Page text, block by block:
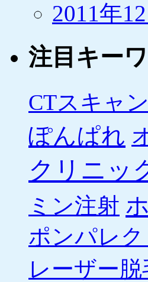
2011年12
注目キー
CTスキャン
ぽんぱれ
クリニッ
ミン注射
ポンパレ
レーザー脱